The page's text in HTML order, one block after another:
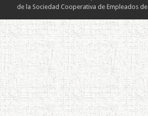
de la Sociedad Cooperativa de Empleados